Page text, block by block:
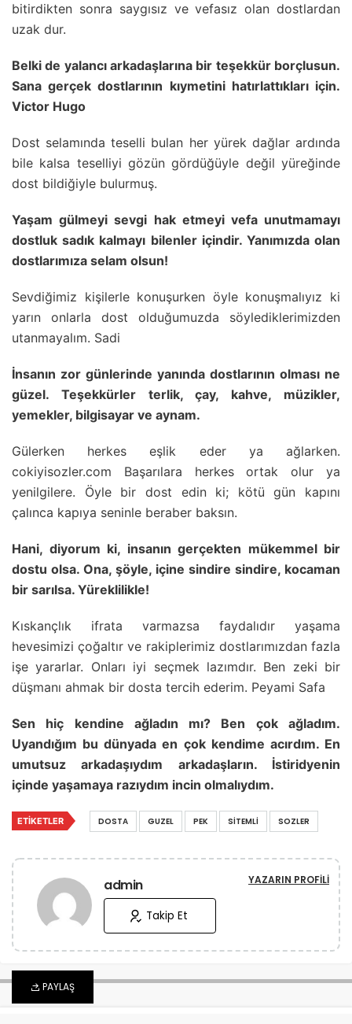
PAYLAŞ
bitirdikten sonra saygısız ve vefasız olan dostlardan
uzak dur.
Belki de yalancı arkadaşlarına bir teşekkür borçlusun.
Sana gerçek dostlarının kıymetini hatırlattıkları için.
Victor Hugo
Dost selamında teselli bulan her yürek dağlar ardında
bile kalsa teselliyi gözün gördüğüyle değil yüreğinde
dost bildiğiyle bulurmuş.
Yaşam gülmeyi sevgi hak etmeyi vefa unutmamayı
dostluk sadık kalmayı bilenler içindir. Yanımızda olan
dostlarımıza selam olsun!
Sevdiğimiz kişilerle konuşurken öyle konuşmalıyız ki
yarın onlarla dost olduğumuzda söylediklerimizden
utanmayalım. Sadi
İnsanın zor günlerinde yanında dostlarının olması ne
güzel. Teşekkürler terlik, çay, kahve, müzikler,
yemekler, bilgisayar ve aynam.
Gülerken herkes eşlik eder ya ağlarken.
cokiyisozler.com Başarılara herkes ortak olur ya
yenilgilere. Öyle bir dost edin ki; kötü gün kapını
çalınca kapıya seninle beraber baksın.
Hani, diyorum ki, insanın gerçekten mükemmel bir
dostu olsa. Ona, şöyle, içine sindire sindire, kocaman
bir sarılsa. Yüreklilikle!
Kıskançlık ifrata varmazsa faydalıdır yaşama
hevesimizi çoğaltır ve rakiplerimiz dostlarımızdan fazla
işe yararlar. Onları iyi seçmek lazımdır. Ben zeki bir
düşmanı ahmak bir dosta tercih ederim. Peyami Safa
Sen hiç kendine ağladın mı? Ben çok ağladım.
Uyandığım bu dünyada en çok kendime acırdım. En
umutsuz arkadaşıydım arkadaşların. İstiridyenin
içinde yaşamaya razıydım incin olmalıydım.
ETIKETLER DOSTA GUZEL PEK SITEMLI SOZLER
admin YAZARIN PROFILI
Takip Et